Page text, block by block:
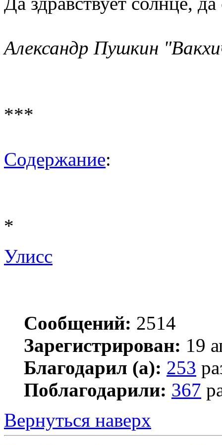
Александр Пушкин
***
Содержание:
*
Улисс
Сообщений: 2514
Зарегистрирован: 19
Благодарил (а): 253
Поблагодарили: 367
Вернуться наверх